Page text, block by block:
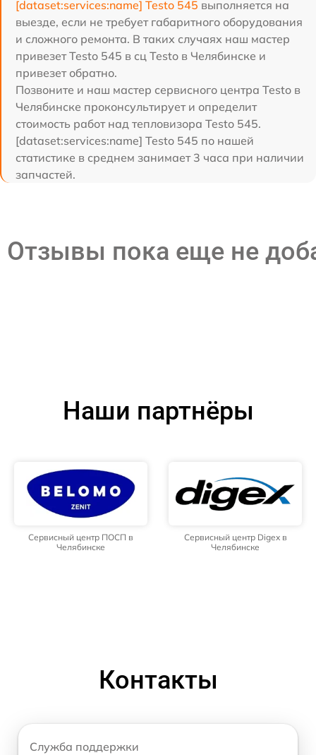
[dataset:services:name] Testo 545 выполняется на
выезде, если не требует габаритного оборудования
и сложного ремонта. В таких случаях наш мастер
привезет Testo 545 в сц Testo в Челябинске и
привезет обратно.
Позвоните и наш мастер сервисного центра Testo в
Челябинске проконсультирует и определит
стоимость работ над тепловизора Testo 545.
[dataset:services:name] Testo 545 по нашей
статистике в среднем занимает 3 часа при наличии
запчастей.
Отзывы пока еще не
Наши партнёры
Сервисный центр ПОСП в
Челябинске
Сервисный центр Digex в
Челябинске
Контакты
Служба поддержки